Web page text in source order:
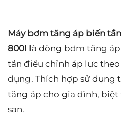
Máy bơm tăng áp biến
800I là dòng bơm tăng
tần điều chỉnh áp lực
dụng. Thích hợp sử dụng
tăng áp cho gia đình,
san.